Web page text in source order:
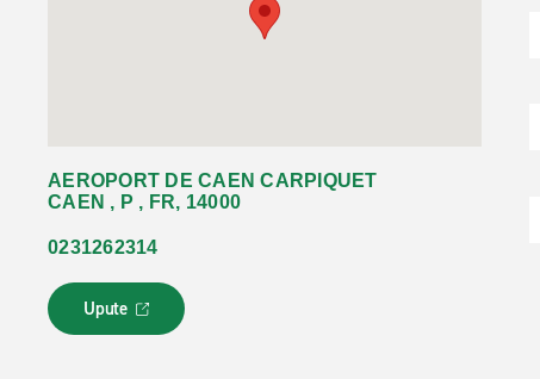
AEROPORT DE CAEN CARPIQUET
CAEN , P , FR, 14000
0231262314
Upute
L
i